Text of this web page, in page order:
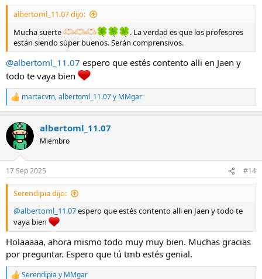
s
albertoml_11.07 dijo:
Mucha suerte
. La verdad es que los profesores
están siendo súper buenos. Serán comprensivos.
@albertoml_11.07 espero que estés contento alli en Jaen y
todo te vaya bien
R
e
c
c
i
n
e
s
martacvm,albertoml_11.07y MMgar
albertoml_11.07
Miembro
17 Sep 2025 #14
Serendipia dijo:
@albertoml_11.07espero que estés contento alli en Jaen y todo te
vaya bien
Holaaaaa, ahora mismo todo muy muy bien. Muchas gracias
por preguntar. Espero que tú tmb estés genial.
Serendipia y MMgar